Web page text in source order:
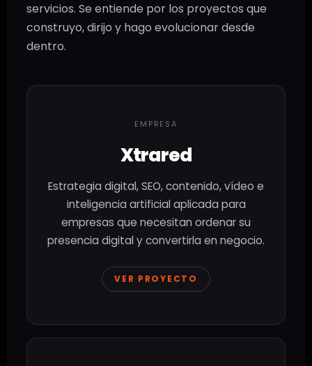
servicios. Se entiende por los proyectos que
construyo, dirijo y hago evolucionar desde
dentro.
EMPRESA
Xtrared
Estrategia digital, SEO, contenido, vídeo e
inteligencia artificial aplicada para
empresas que necesitan ordenar su
presencia digital y convertirla en negocio.
VER PROYECTO